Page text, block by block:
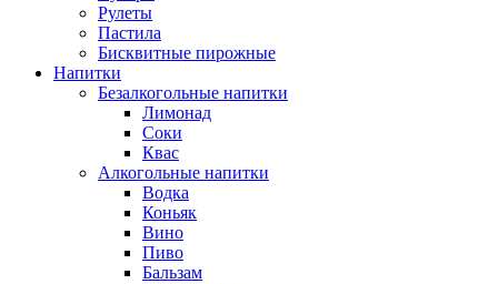
Рулеты
Пастила
Бисквитные пирожные
Напитки
Безалкогольные напитки
Лимонад
Соки
Квас
Алкогольные напитки
Водка
Коньяк
Вино
Пиво
Бальзам